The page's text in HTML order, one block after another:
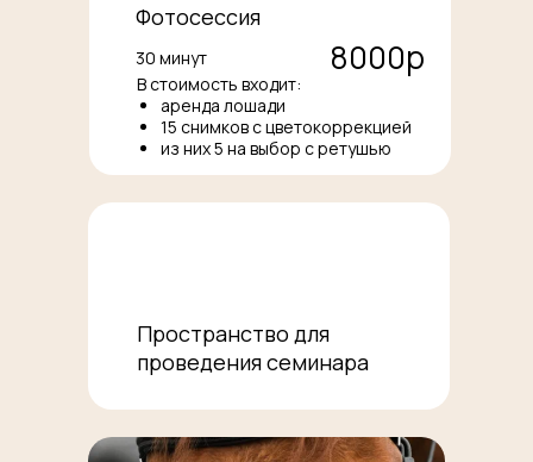
Фотосессия
Пространство для
проведения семинара
30 минут
В стоимость входит:
аренда лошади
15 снимков с цветокоррекцией
из них 5 на выбор с ретушью
8000р